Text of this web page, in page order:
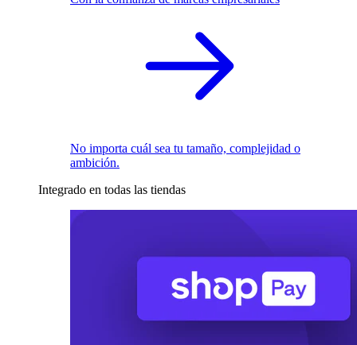
No importa cuál sea tu tamaño, complejidad o
ambición.
Integrado en todas las tiendas